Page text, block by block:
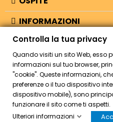
INFORMAZIONI
NEGOZIO
© 2026 - Bellearti.it -credits
HOME ACCOUNT
Controlla la tua privacy
Quando visiti un sito Web, esso
informazioni sul tuo browser,
"cookie". Queste informazioni,
preferenze o il tuo dispositivo
dispositivo mobile), sono
funzionare il sito come ti aspetti.
Ulteriori informazioni